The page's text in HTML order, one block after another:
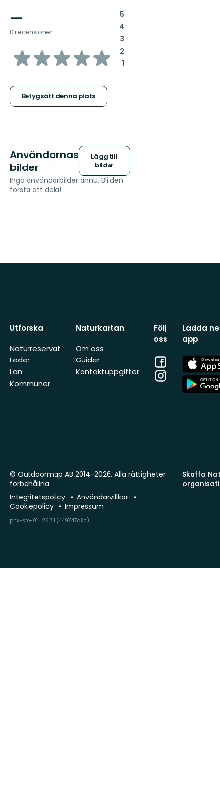
—
0 recensioner
av
stjärnor
Betygsätt denna plats
5:
4:
3:
2:
1:
Användarnas
bilder
Lägg till
bilder
Inga användarbilder ännu. Bli den
första att dela!
Utforska
Naturreservat
Leder
Län
Kommuner
Naturkartan
Om oss
Guider
Kontaktuppgifter
Följ
oss
Facebook
Instagram
Ladda
app
App
Store
App
Store
Skaffa
© Outdoormap AB 2014-2026. Alla rättigheter
förbehållna.
Integritetspolicy
Användarvillkor
Cookiepolicy
Impressum
phx-sto-01 · 26.7.1 (449747a8c)